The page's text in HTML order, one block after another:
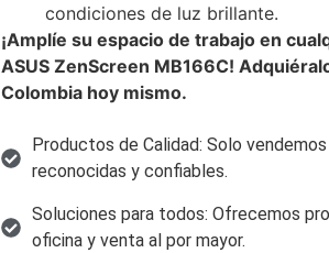
condiciones de luz brillante.
¡Amplíe su espacio de trabajo en
ASUS ZenScreen MB166C!
Colombia hoy mismo.
Productos de Calidad: Solo
reconocidas y confiables.
Soluciones para todos: Ofrecemos
oficina y venta al por mayor.